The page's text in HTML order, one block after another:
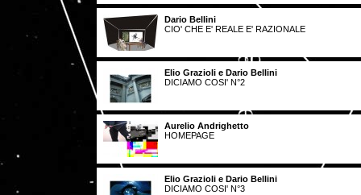
Dario Bellini
CIO' CHE E' REALE E' RAZIONALE
Elio Grazioli e Dario Bellini
DICIAMO COSI' N°2
Aurelio Andrighetto
HOMEPAGE
Elio Grazioli e Dario Bellini
DICIAMO COSI' N°3